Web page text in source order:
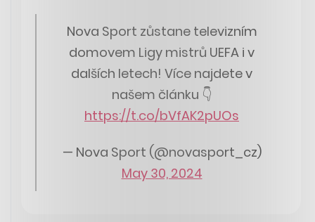
Nova Sport zůstane televizním
domovem Ligy mistrů UEFA i v
dalších letech! Více najdete v
našem článku 👇
https://t.co/bVfAK2pUOs
— Nova Sport (@novasport_cz)
May 30, 2024